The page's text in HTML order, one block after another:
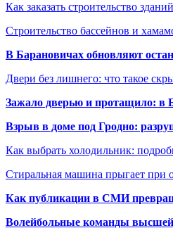
Как заказать строительство
Строительство бассейнов и
В Барановичах обновляют
Двери без лишнего: что такое
Зажало дверью и протащило: в
Взрыв в доме под Гродно:
Как выбрать холодильник:
Стиральная машина прыгает при
Как публикации в СМИ
Волейбольные команды высшей